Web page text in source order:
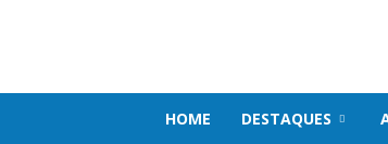
HOME DESTAQUES